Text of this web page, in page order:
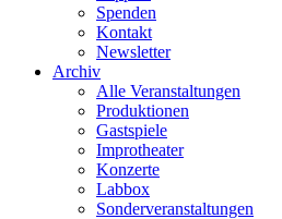
Spenden
Kontakt
Newsletter
Archiv
Alle Veranstaltungen
Produktionen
Gastspiele
Improtheater
Konzerte
Labbox
Sonderveranstaltungen